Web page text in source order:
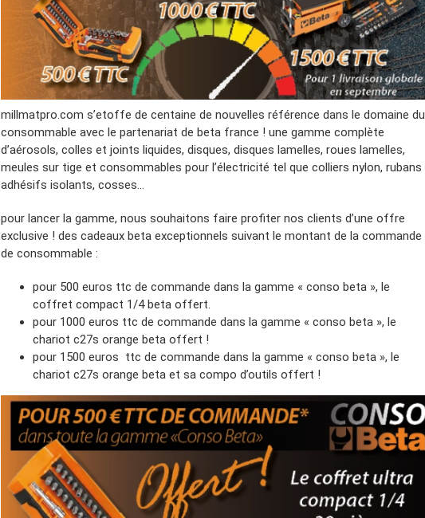
millmatpro.com s’etoffe de centaine de nouvelles référence dans le domaine du
consommable avec le partenariat de beta france ! une gamme complète
d’aérosols, colles et joints liquides, disques, disques lamelles, roues lamelles,
meules sur tige et consommables pour l’électricité tel que colliers nylon, rubans
adhésifs isolants, cosses…
pour lancer la gamme, nous souhaitons faire profiter nos clients d’une offre
exclusive ! des cadeaux beta exceptionnels suivant le montant de la commande
de consommable :
pour 500 euros ttc de commande dans la gamme « conso beta », le
coffret compact 1/4 beta offert.
pour 1000 euros ttc de commande dans la gamme « conso beta », le
chariot c27s orange beta offert !
pour 1500 euros ttc de commande dans la gamme « conso beta », le
chariot c27s orange beta et sa compo d’outils offert !